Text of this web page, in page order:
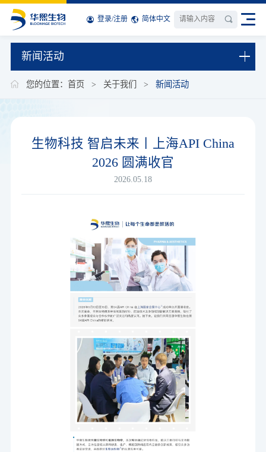
登录/注册 简体中文
新闻活动
您的位置：首页 > 关于我们 > 新闻活动
生物科技 智启未来丨上海API China
2026 圆满收官
2026.05.18